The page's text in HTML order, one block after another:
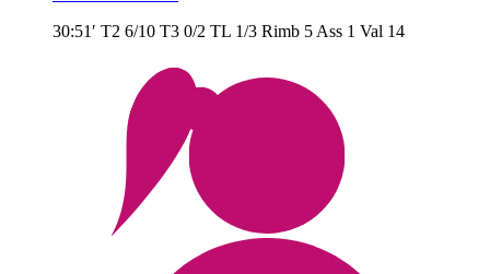
30:51′ T2 6/10 T3 0/2 TL 1/3 Rimb 5 Ass 1 Val 14